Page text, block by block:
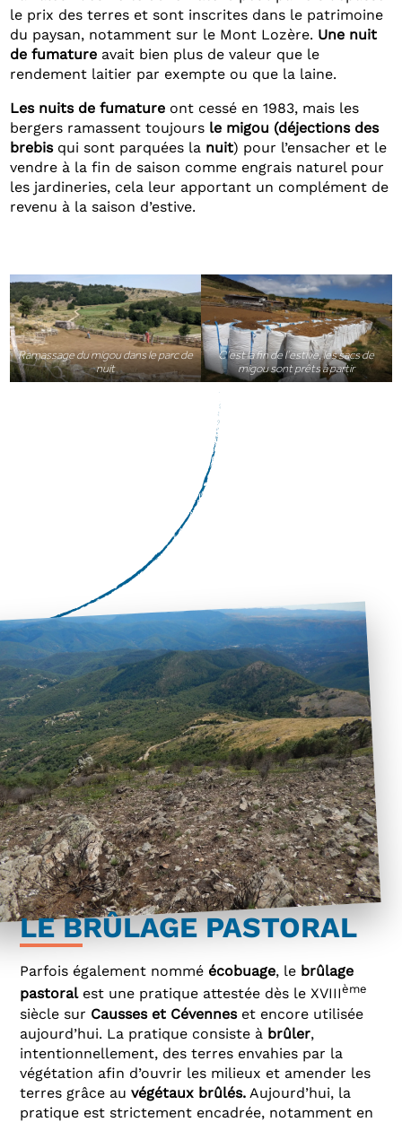
le prix des terres et sont inscrites dans le patrimoine
du paysan, notamment sur le Mont Lozère. Une nuit
de fumature avait bien plus de valeur que le
rendement laitier par exempte ou que la laine.
Les nuits de fumature ont cessé en 1983, mais les
bergers ramassent toujours le migou (déjections des
brebisqui sont parquées la nuit) pour l’ensacher et le
vendre à la fin de saison comme engrais naturel pour
les jardineries, cela leur apportant un complément de
revenu à la saison d’estive.
Ramassage du migou dans le parc de
nuit
C’est la fin de l’estive, les sacs de
migou sont prêts à partir
LE BRÛLAGE PASTORAL
Parfois également nommé écobuage, le brûlage
pastoralest une pratique attestée dès le XVIIIème
siècle sur Causses et Cévenneset encore utilisée
aujourd’hui. La pratique consiste à brûler,
intentionnellement, des terres envahies par la
végétation afin d’ouvrir les milieux et amender les
terres grâce auvégétaux brûlés. Aujourd’hui, la
pratique est strictement encadrée, notamment en